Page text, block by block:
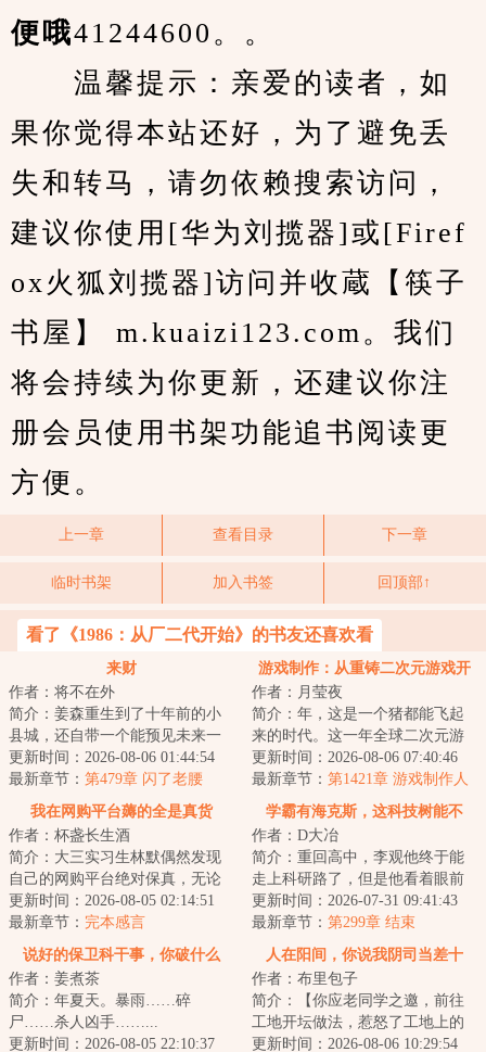
便哦41244600。。
温馨提示：亲爱的读者，如
果你觉得本站还好，为了避免丢
失和转马，请勿依赖搜索访问，
建议你使用[华为刘揽器]或[Firef
ox火狐刘揽器]访问并收蔵【筷子
书屋】 m.kuaizi123.com。我们
将会持续为你更新，还建议你注
册会员使用书架功能追书阅读更
方便。
上一章 查看目录 下一章
临时书架 加入书签 回顶部↑
看了《1986：从厂二代开始》的书友还喜欢看
来财
作者：将不在外
简介：姜森重生到了十年前的小
县城，还自带一个能预见未来一
分钟的金手指。一分钟能干什
么？本书又名《人...
更新时间：2026-08-06 01:44:54
最新章节： 第479章 闪了老腰
游戏制作：从重铸二次元游戏开
作者：月莹夜
简介：年，这是一个猪都能飞起
来的时代。这一年全球二次元游
戏市场突破百亿美元。《崩坏》
《明日方舟》《...
更新时间：2026-08-06 07:40:46
最新章节： 第1421章 游戏制作人
我在网购平台薅的全是真货
作者：杯盏长生酒
简介：大三实习生林默偶然发现
自己的网购平台绝对保真，无论
购买什么，都与商品介绍完全相
符，一下子就打...
更新时间：2026-08-05 02:14:51
最新章节： 完本感言
学霸有海克斯，这科技树能不
作者：D大冶
简介：重回高中，李观他终于能
走上科研路了，但是他看着眼前
每周刷新的海克斯有些迷茫。
【浪人】：在校内...
更新时间：2026-07-31 09:41:43
最新章节： 第299章 结束
说好的保卫科干事，你破什么
作者：姜煮茶
简介：年夏天。暴雨……碎
尸……杀人凶手……...
更新时间：2026-08-05 22:10:37
人在阳间，你说我阴司当差十
年？
作者：布里包子
简介：【你应老同学之邀，前往
工地开坛做法，惹怒了工地上的
恶鬼，被恶鬼附身控制登上天
更新时间：2026-08-06 10:29:54